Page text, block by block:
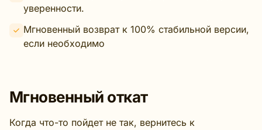
уверенности.
Мгновенный возврат к 100% стабильной версии,
если необходимо
Мгновенный откат
Когда что-то пойдет не так, вернитесь к